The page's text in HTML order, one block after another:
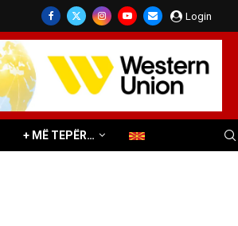
Login
+ MË TEPËR…